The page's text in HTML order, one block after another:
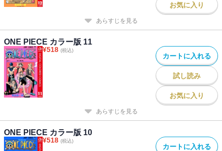
お気に入り
あらすじを見る
ONE PIECE カラー版 11
¥518 (税込)
カートに入れる
試し読み
お気に入り
あらすじを見る
ONE PIECE カラー版 10
¥518 (税込)
カートに入れる